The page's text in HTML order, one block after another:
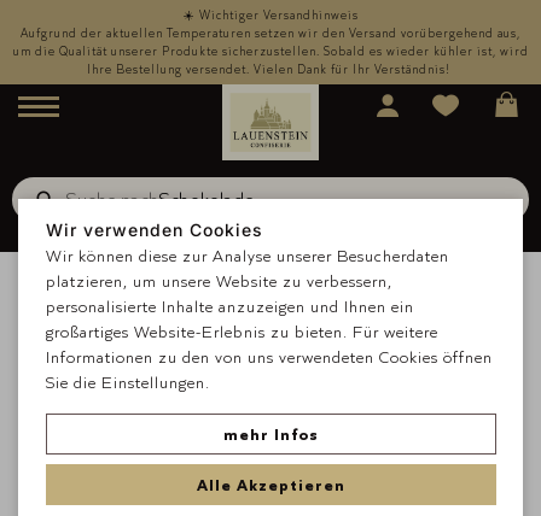
☀️ Wichtiger Versandhinweis
Aufgrund der aktuellen Temperaturen setzen wir den Versand vorübergehend aus,
um die Qualität unserer Produkte sicherzustellen. Sobald es wieder kühler ist, wird
Ihre Bestellung versendet. Vielen Dank für Ihr Verständnis!
Menü
Suche nachSchokolade
Wir verwenden Cookies
Wir können diese zur Analyse unserer Besucherdaten
platzieren, um unsere Website zu verbessern,
personalisierte Inhalte anzuzeigen und Ihnen ein
großartiges Website-Erlebnis zu bieten. Für weitere
Informationen zu den von uns verwendeten Cookies öffnen
Sie die Einstellungen.
mehr Infos
Alle Akzeptieren